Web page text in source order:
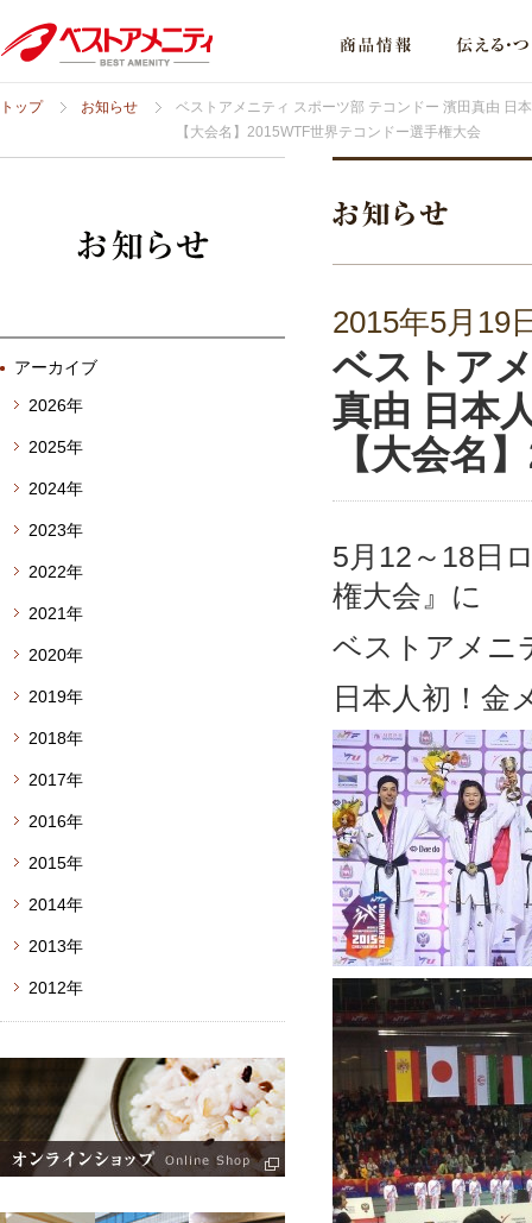
トップ お知らせ
ベストアメニティ スポーツ部 テコンドー 濱田真由 日
【大会名】2015WTF世界テコンドー選手権大会
2015年5月19
ベストア
真由 日本
【大会名
5月12～18日
権大会』に
ベストアメニ
日本人初！金
アーカイブ
2026年
2025年
2024年
2023年
2022年
2021年
2020年
2019年
2018年
2017年
2016年
2015年
2014年
2013年
2012年